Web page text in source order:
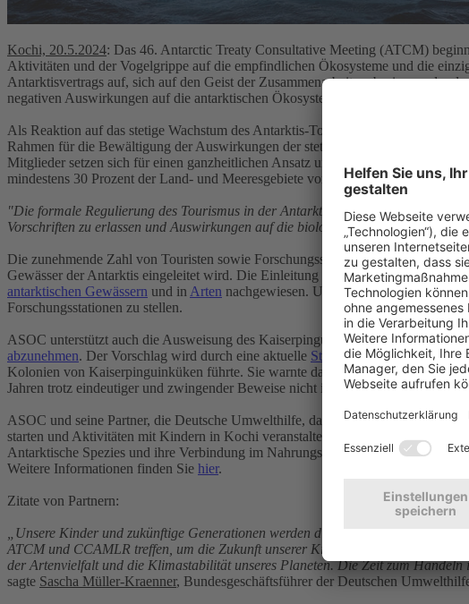
Kochi, 20.5.2024: Das 46. Antarctic Treaty Consultative Meeting (ATCM)
Aktivitäten und der Vogelgrippe auf die empfindlichen Ökosysteme und die
Antarktisvertrags auf, sich auf den Geist der Zusammenarbeit zu besinnen, der
negativen Auswirkungen auf die antarktischen Ökosysteme zu ergreifen.
Als Reaktion auf das stetige Wachstum des Antarktis-Tourismus wird das
Rahmen für die Bewältigung der Auswirkungen der stetig steigenden Zahl von
Mitglieder setzen sich für einen ganzheitlichen Ansatz und eine rasche
mindestens 30 Prozent der Land- und Meeresgebiete vorsieht.
"Die formale Regulierung des Tourismus in der Antarktis wurde schon zu lange
Vorschriften zu erlassen und Auswirkungen auf die biologische Vielfalt der
Die zunehmende Zahl von Touristen sowie Forschungsstationen in der Region
Gewässer der Antarktis eingeleitet wird. Die Einleitung von Grauwasser, das
antarktischen Gewässern und in Arten nachgewiesen. Um diese neue
Forschungsstationen zu stellen.
ASOC unterstützt auch die Ausweisung des Kaiserpinguins als besonders
abzunehmen. Der Vorschlag wird durch eine aktuelle Studiedes British Antarctic
Kolonien von Kaiserpinguinküken führte. Sie warnte davor, dass die
Jahren trotz eindeutiger und zwingender Beweise nicht in der Lage, einen
ASOC und seine Partner, die Deutsche Umwelthilfe, das Umweltbundesamt
starten und Aktivitäten mit Kindern in Kochi veranstalten. Am 22. Mai wird ein
Antarktische Spezies und ihre Verbindung im Nahrungsnetz dar. Im Anschluss
Weitere Informationen finden Sie hier.
Zitate von Partnern:
„Unsere Kinder und zukünftige Generationen werden die schlimmsten Folgen
ATCM und CCAMLR treffen, um die Zukunft unserer Kinder und kommender
der Artenvielfalt und die Klimastabilität unseres Planeten. Die Zeit zum
sagte Sascha Müller-Kraenner, Bundesgeschäftsführer der Deutschen